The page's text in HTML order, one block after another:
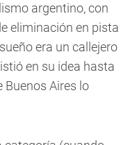
argentino, con
eliminación en pista
era un callejero
en su idea hasta
Buenos Aires lo